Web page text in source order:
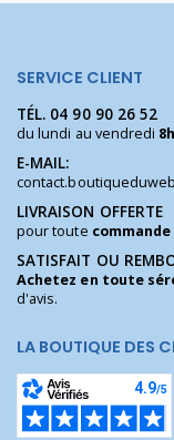
SERVICE CLIENT
TÉL. 04 90 90 26 52
du lundi au vendredi
E-MAIL:
LIVRAISON OFFERTE
pour toute
SATISFAIT OU
Achetez en toute
d'avis.
LA BOUTIQUE DES